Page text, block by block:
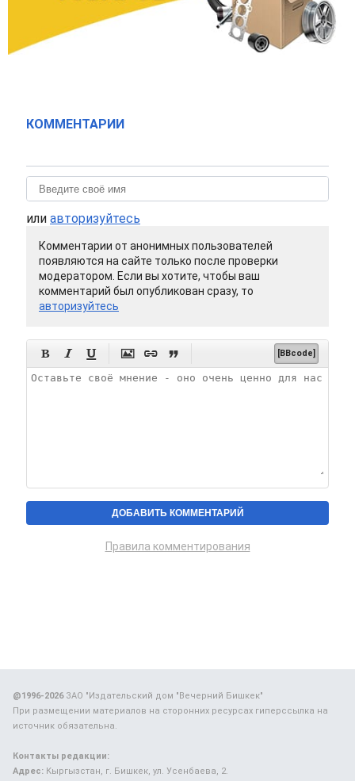
КОММЕНТАРИИ
или авторизуйтесь
Комментарии от анонимных пользователей
появляются на сайте только после проверки
модератором. Если вы хотите, чтобы ваш
комментарий был опубликован сразу, то
авторизуйтесь
      [BBcode]
Правила комментирования
@1996-2026ЗАО "Издательский дом "Вечерний Бишкек"
При размещении материалов на сторонних ресурсах гиперссылка на
источник обязательна.
Контакты редакции:
Адрес: Кыргызстан, г. Бишкек, ул. Усенбаева, 2.